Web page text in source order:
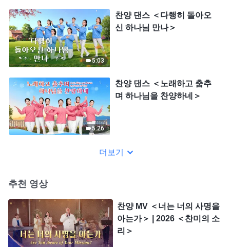
5:03
찬양 댄스 ＜다행히 돌아오
신 하나님 만나＞
5:26
찬양 댄스 ＜노래하고 춤추
며 하나님을 찬양하네＞
더보기
추천 영상
찬양 MV ＜너는 너의 사명을
아는가＞ | 2026 ＜찬미의 소
리＞